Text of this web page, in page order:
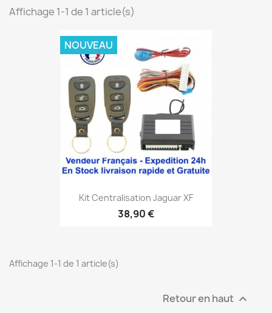
Affichage 1-1 de 1 article(s)
Kit Centralisation Jaguar XF
38,90 €
NOUVEAU
Affichage 1-1 de 1 article(s)
Retour en haut 